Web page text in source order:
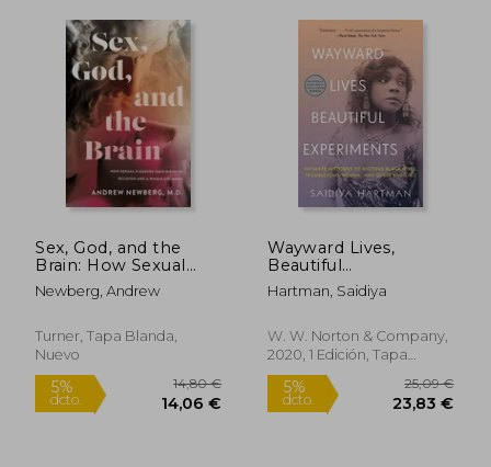
5%
dcto.
12,49 € 5%
dcto.
Sex, God, and the
Brain: How Sexual
Pleasure Gave Birth
to Religion and a
Inglés)
Newberg, Andrew
Turner, Tapa Blanda,
Nuevo
Wayward Lives,
Beautiful
Experiments:
Intimate Histories of
Troublesome
Women, and Queer
Hartman, Saidiya
W. W. Norton & Company,
2020, 1 Edición, Tapa
Blanda, Nuevo